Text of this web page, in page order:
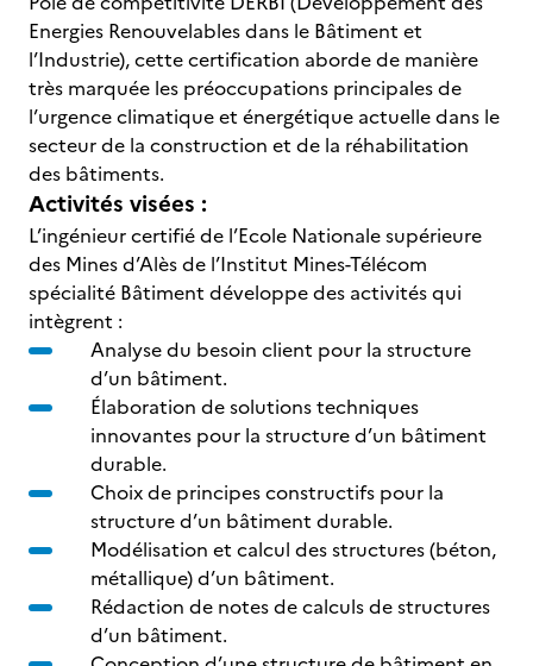
Energies Renouvelables dans le Bâtiment et
l’Industrie), cette certification aborde de manière
très marquée les préoccupations principales de
l’urgence climatique et énergétique actuelle dans le
secteur de la construction et de la réhabilitation
des bâtiments.
Activités visées :
L’ingénieur certifié de l’Ecole Nationale supérieure
des Mines d’Alès de l’Institut Mines-Télécom
spécialité Bâtiment développe des activités qui
intègrent :
Analyse du besoin client pour la structure
d’un bâtiment.
Élaboration de solutions techniques
innovantes pour la structure d’un bâtiment
durable.
Choix de principes constructifs pour la
structure d’un bâtiment durable.
Modélisation et calcul des structures (béton,
métallique) d’un bâtiment.
Rédaction de notes de calculs de structures
d’un bâtiment.